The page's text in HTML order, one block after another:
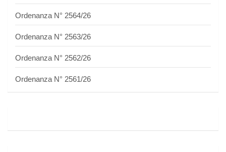
Ordenanza N° 2564/26
Ordenanza N° 2563/26
Ordenanza N° 2562/26
Ordenanza N° 2561/26